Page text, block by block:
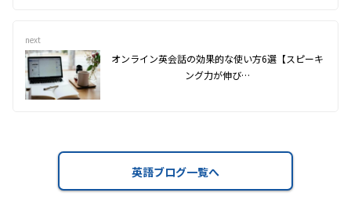
next
オンライン英会話の効果的な使い方6選【スピーキ
ング力が伸び…
英語ブログ一覧へ